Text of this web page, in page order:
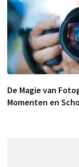
De Magie van
Momenten en